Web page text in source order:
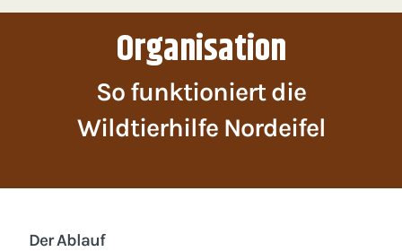
Organisation
So funktioniert die
Wildtierhilfe Nordeifel
Der Ablauf